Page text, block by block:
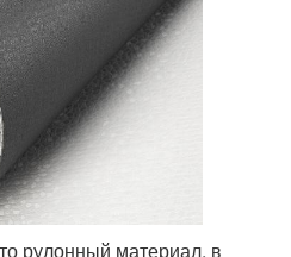
рулонный материал, в